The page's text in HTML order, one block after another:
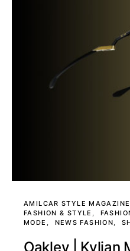
AMILCAR STYLE MAGAZINE
FASHION & STYLE
MODE
NEWS FASHION
Oakley | Kylian